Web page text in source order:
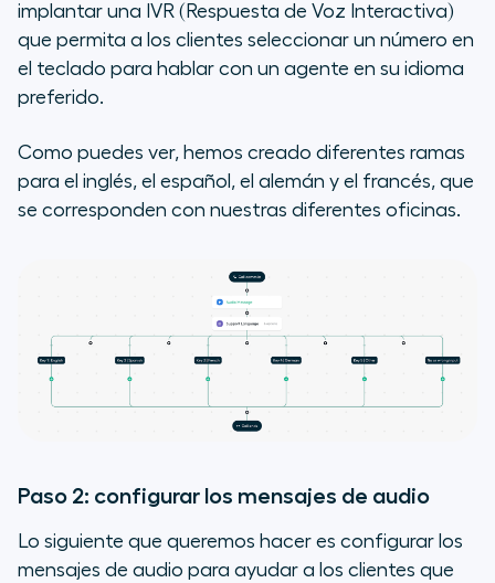
implantar una IVR (Respuesta de Voz Interactiva)
que permita a los clientes seleccionar un número en
el teclado para hablar con un agente en su idioma
preferido.
Como puedes ver, hemos creado diferentes ramas
para el inglés, el español, el alemán y el francés, que
se corresponden con nuestras diferentes oficinas.
Paso 2: configurar los mensajes de audio
Lo siguiente que queremos hacer es configurar los
mensajes de audio para ayudar a los clientes que